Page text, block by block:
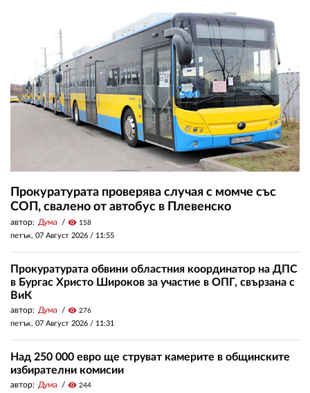
Прокуратурата проверява случая с момче със
СОП, свалено от автобус в Плевенско
автор: Дума visibility 158
петък, 07 Август 2026 / 11:55
Прокуратурата обвини областния координатор на ДПС
в Бургас Христо Широков за участие в ОПГ, свързана с
ВиК
автор: Дума visibility 276
петък, 07 Август 2026 / 11:31
Над 250 000 евро ще струват камерите в общинските
избирателни комисии
автор: Дума visibility 244